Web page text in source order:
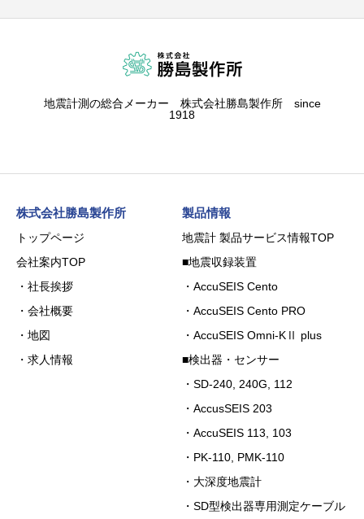
地震計測の総合メーカー 株式会社勝島製作所 since
1918
株式会社勝島製作所
トップページ
会社案内TOP
・社長挨拶
・会社概要
・地図
・求人情報
製品情報
地震計 製品サービス情報TOP
■地震収録装置
・AccuSEIS Cento
・AccuSEIS Cento PRO
・AccuSEIS Omni-KⅡ plus
■検出器・センサー
・SD-240, 240G, 112
・AccusSEIS 203
・AccuSEIS 113, 103
・PK-110, PMK-110
・大深度地震計
・SD型検出器専用測定ケーブル